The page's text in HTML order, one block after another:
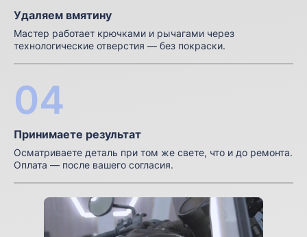
Удаляем вмятину
Мастер работает крючками и рычагами через
технологические отверстия — без покраски.
04
Принимаете результат
Осматриваете деталь при том же свете, что и до ремонта.
Оплата — после вашего согласия.